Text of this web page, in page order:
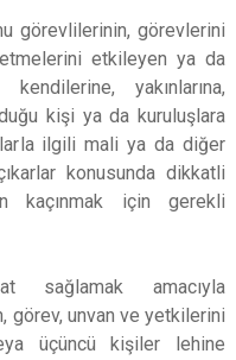
görevlilerinin, görevlerini
etkileyen ya da
yakınlarına,
kişi ya da kuruluşlara
ilgili mali ya da diğer
konusunda dikkatli
kaçınmak için gerekli
sağlamak amacıyla
görev, unvan ve yetkilerini
üçüncü kişiler lehine